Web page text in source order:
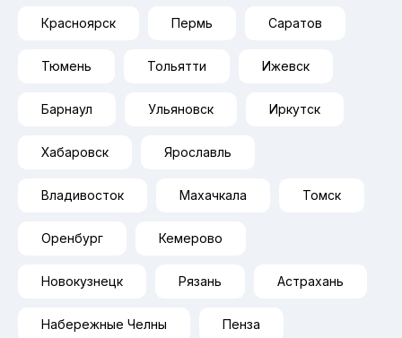
Красноярск Пермь Саратов
Тюмень Тольятти Ижевск
Барнаул Ульяновск Иркутск
Хабаровск Ярославль
Владивосток Махачкала Томск
Оренбург Кемерово
Новокузнецк Рязань Астрахань
Набережные Челны Пенза